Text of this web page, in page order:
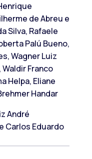
de Abreu e
Silva, Rafaele
Palú Bueno,
Wagner Luiz
Franco
Helpa, Eliane
Handar
André
Carlos Eduardo